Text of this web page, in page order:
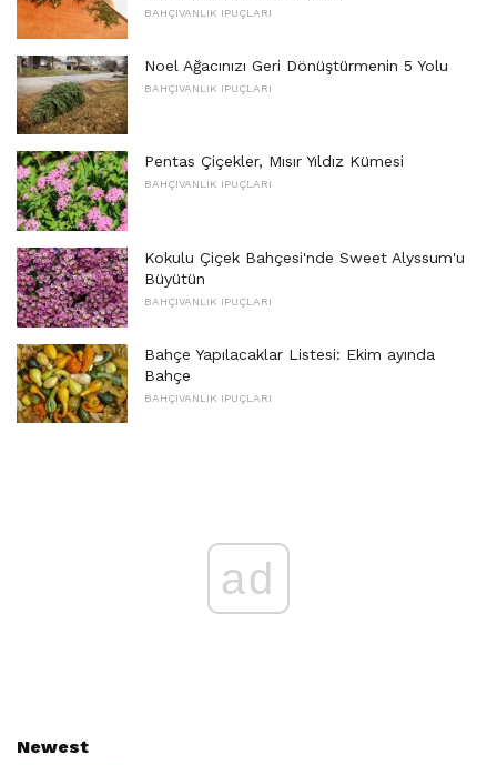
BAHÇIVANLIK IPUÇLARI
Noel Ağacınızı Geri Dönüştürmenin 5 Yolu
BAHÇIVANLIK IPUÇLARI
Pentas Çiçekler, Mısır Yıldız Kümesi
BAHÇIVANLIK IPUÇLARI
Kokulu Çiçek Bahçesi'nde Sweet Alyssum'u
Büyütün
BAHÇIVANLIK IPUÇLARI
Bahçe Yapılacaklar Listesi: Ekim ayında
Bahçe
BAHÇIVANLIK IPUÇLARI
ad
Newest